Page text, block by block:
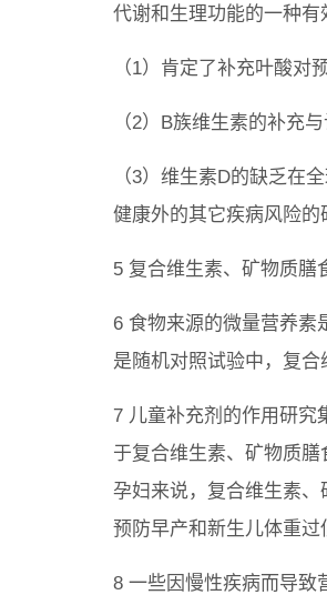
代谢和生理功能的一种有
（1）肯定了补充叶酸对
（2）B族维生素的补充
（3）维生素D的缺乏在
健康外的其它疾病风险的
5 复合维生素、矿物质膳
6 食物来源的微量营养素
是随机对照试验中，复合
7 儿童补充剂的作用研究
于复合维生素、矿物质
孕妇来说，复合维生素
预防早产和新生儿体重过
8 一些因慢性疾病而导致